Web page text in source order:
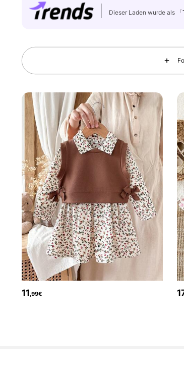
Dieser Laden wurde als
11,99€